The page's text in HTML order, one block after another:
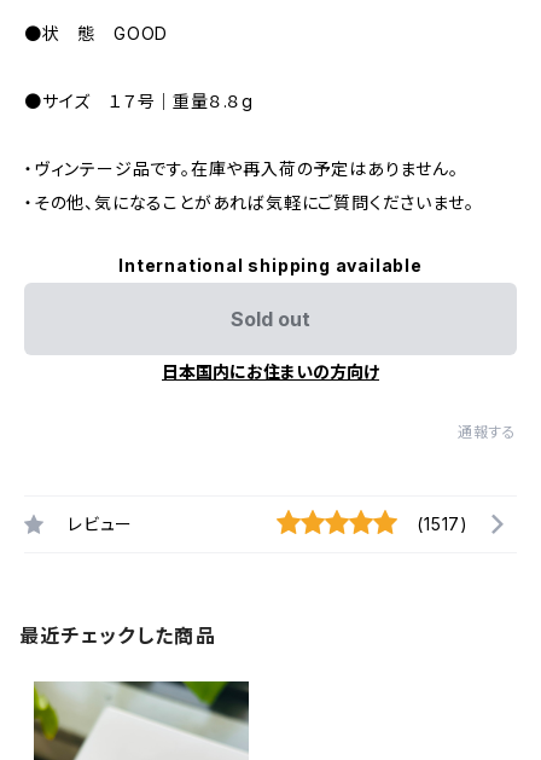
●状 態 GOOD
●サイズ １７号｜重量８.８g
・ヴィンテージ品です。在庫や再入荷の予定はありません。
・その他、気になることがあれば気軽にご質問くださいませ。
International shipping available
Sold out
日本国内にお住まいの方向け
通報する
レビュー (1517)
最近チェックした商品